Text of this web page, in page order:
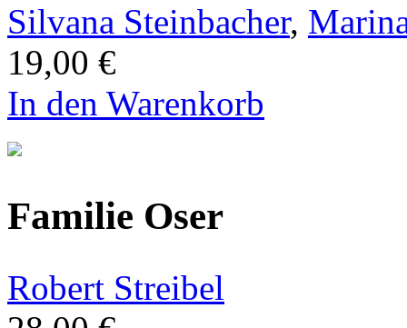
Silvana Steinbacher,
19,00 €
In den Warenkorb
Familie Oser
Robert Streibel